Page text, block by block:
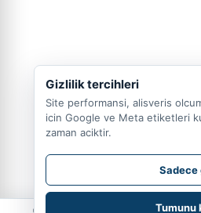
Gizlilik tercihleri
Site performansi, alisveris
icin Google ve Meta etiketleri
zaman aciktir.
Sadece
Tumunu